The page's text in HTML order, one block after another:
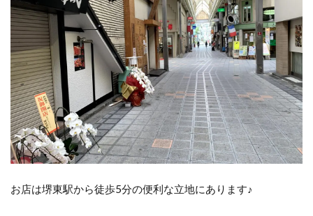
お店は堺東駅から徒歩5分の便利な立地にあります♪